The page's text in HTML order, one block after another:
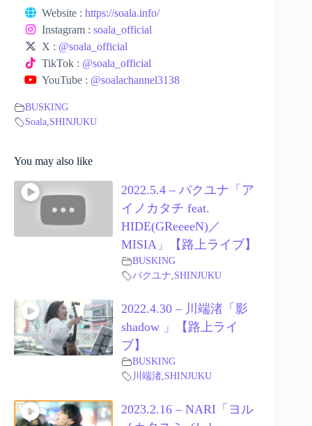
Website : https://soala.info/
Instagram : soala_official
X : @soala_official
TikTok : @soala_official
YouTube : @soalachannel3138
BUSKING
Soala SHINJUKU
You may also like
2022.5.4 – パクユナ「ア
イノカタチ feat.
HIDE(GReeeeN)／
MISIA」【路上ライブ】
BUSKING
パクユナ SHINJUKU
2022.4.30 – 川端渚「影
shadow 」【路上ライ
ブ】
BUSKING
川端渚, SHINJUKU
2023.2.16 – NARI「ヨル